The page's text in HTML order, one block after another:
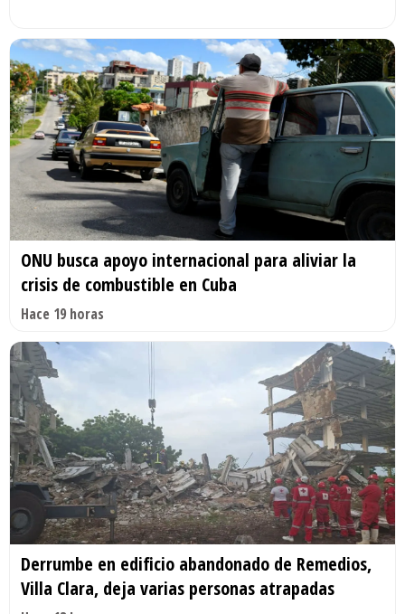
ONU busca apoyo internacional para aliviar la
crisis de combustible en Cuba
Hace 19 horas
Derrumbe en edificio abandonado de Remedios,
Villa Clara, deja varias personas atrapadas